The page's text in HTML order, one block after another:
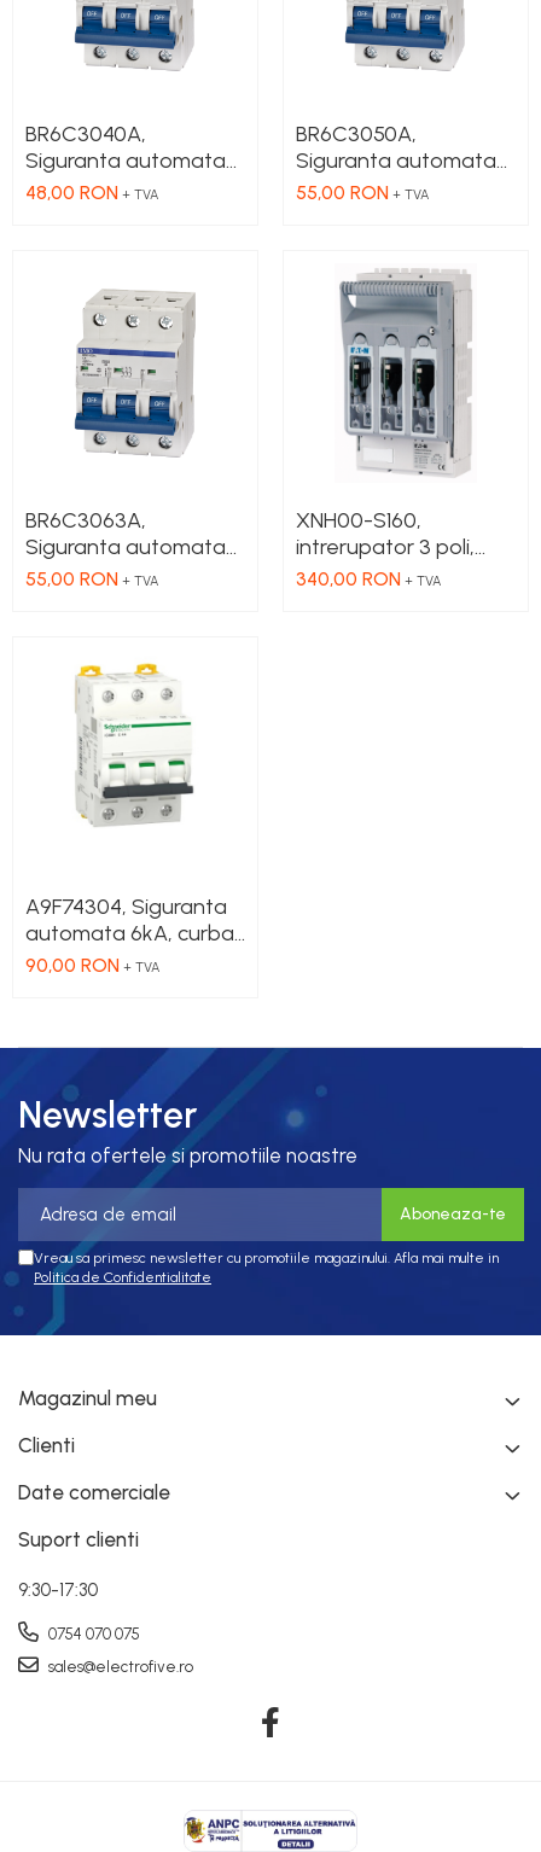
BR6C3040A,
Siguranta automata
6kA, curba C, 3 Poli,
48,00 RON + TVA
BR6C3050A,
Siguranta automata
6kA, curba C, 3 Poli, 50
55,00 RON + TVA
BR6C3063A,
Siguranta automata
6kA, curba C, 3 Poli,
55,00 RON + TVA
XNH00-S160,
intrerupator 3 poli,
cutie terminal 1,5 - 95
340,00 RON + TVA
A9F74304, Siguranta
automata 6kA, curba
C, 3 Poli, 4 A
90,00 RON + TVA
Newsletter
Nu rata ofertele si promotiile noastre
Vreau sa primesc newsletter cu promotiile magazinului. Afla mai multe in
Politica de Confidentialitate
Magazinul meu
Clienti
Date comerciale
Suport clienti
9:30-17:30
0754 070 075
sales@electrofive.ro